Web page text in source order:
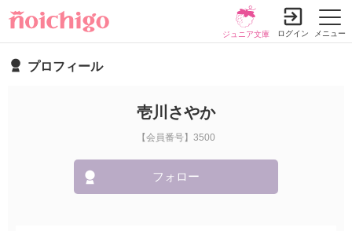
メニュー
ジュニア文庫 ログイン
プロフィール
壱川さやか
【会員番号】3500
フォロー